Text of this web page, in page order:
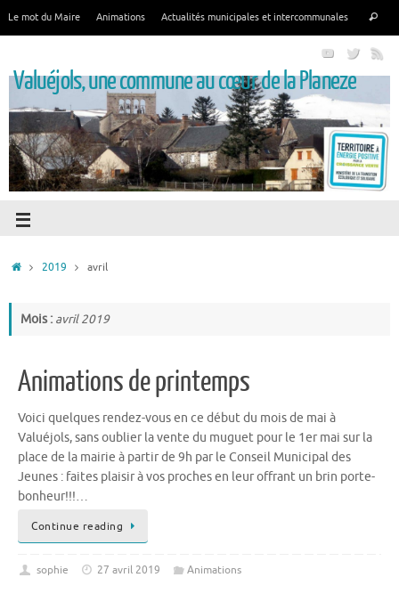
Le mot du Maire Animations Actualités municipales et intercommunales
Valuéjols, une commune au cœur de la Planeze
2019 avril
Mois : avril 2019
Animations de printemps
Voici quelques rendez-vous en ce début du mois de mai à
Valuéjols, sans oublier la vente du muguet pour le 1er mai sur la
place de la mairie à partir de 9h par le Conseil Municipal des
Jeunes : faites plaisir à vos proches en leur offrant un brin porte-
bonheur!!!…
Continue reading
sophie 27 avril 2019 Animations